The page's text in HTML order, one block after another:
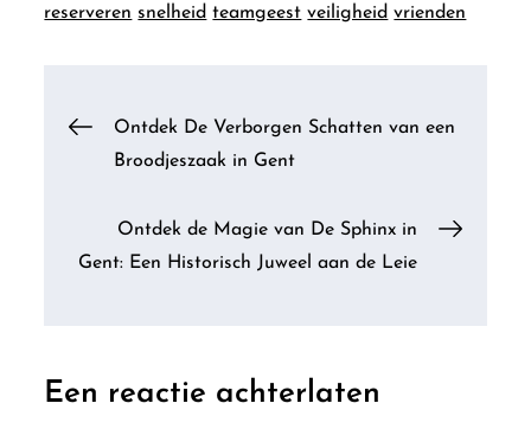
reserveren snelheid teamgeest veiligheid vrienden
Berichtnavigatie
Ontdek De Verborgen Schatten van een
Broodjeszaak in Gent
Ontdek de Magie van De Sphinx in
Gent: Een Historisch Juweel aan de Leie
Een reactie achterlaten